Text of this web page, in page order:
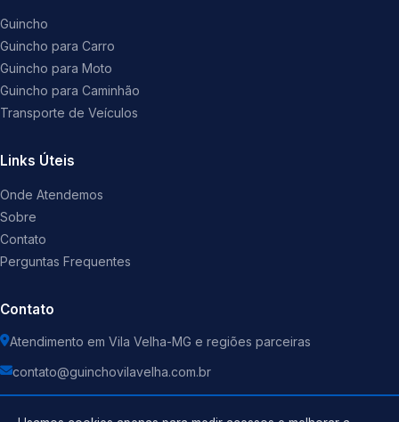
Guincho
Guincho para Carro
Guincho para Moto
Guincho para Caminhão
Transporte de Veículos
Links Úteis
Onde Atendemos
Sobre
Contato
Perguntas Frequentes
Contato
Atendimento em Vila Velha-MG e regiões parceiras
contato@guinchovilavelha.com.br